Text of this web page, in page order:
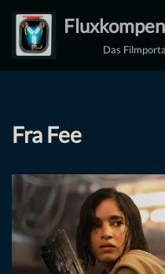
Zum
Inhalt
Das
Fra Fee